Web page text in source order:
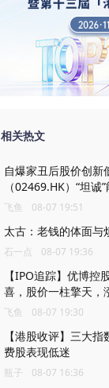
相关热文
自爆家丑后股价创新
（02469.HK）“坦诚
飞鱼 08-07 19:51
太古：老钱的体面与
石一点 08-07 19:36
【IPO追踪】优博控
喜，股价一柱擎天，
飞鱼 08-07 19:30
【港股收评】三大
费股表现低迷
瓶子 08-07 16:36